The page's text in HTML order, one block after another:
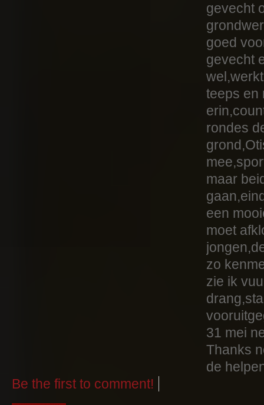
gevecht
goed
gevecht
teeps en
rondes
maar
een
moet
zo
zie ik
31 mei
Thanks
de
Be the first to comment!